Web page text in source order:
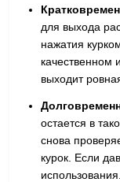
для выхода
нажатия
качественном
выходит
остается в
снова
курок. Если